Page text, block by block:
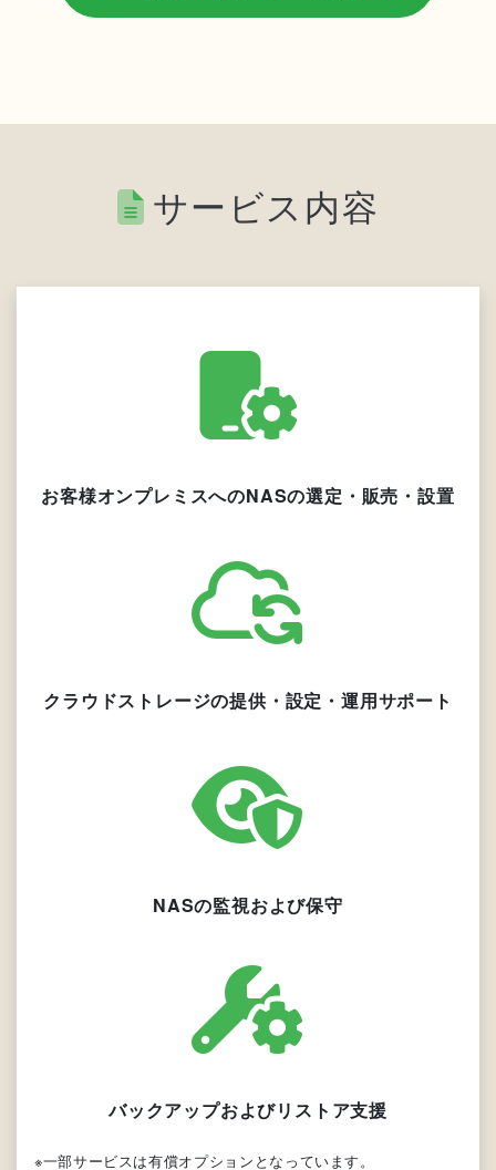
サービス内容
お客様オンプレミスへのNASの選定・販売・設置
クラウドストレージの提供・設定・運用サポート
NASの監視および保守
バックアップおよびリストア支援
※一部サービスは有償オプションとなっています。